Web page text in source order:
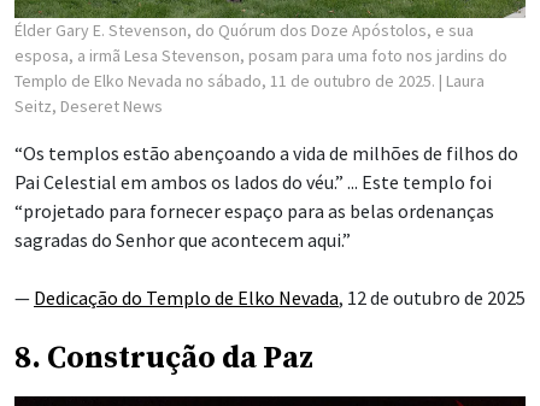
Élder Gary E. Stevenson, do Quórum dos Doze Apóstolos, e sua
esposa, a irmã Lesa Stevenson, posam para uma foto nos jardins do
Templo de Elko Nevada no sábado, 11 de outubro de 2025. | Laura
Seitz, Deseret News
“Os templos estão abençoando a vida de milhões de filhos do
Pai Celestial em ambos os lados do véu.” ... Este templo foi
“projetado para fornecer espaço para as belas ordenanças
sagradas do Senhor que acontecem aqui.”
— Dedicação do Templo de Elko Nevada, 12 de outubro de 2025
8. Construção da Paz